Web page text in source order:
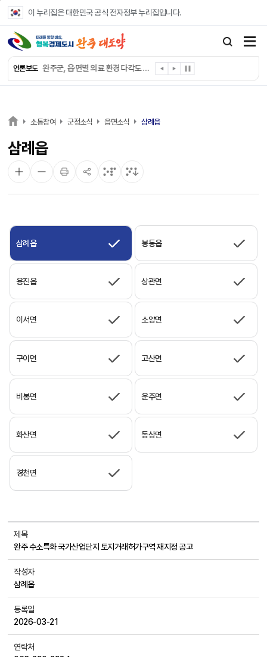
이 누리집은 대한민국 공식 전자정부 누리집입니다.
언론보도
완주군, ‘수의계약 총량제’ 개편 운영
완주군 청소년, 초록우산 지원으로 치과 치료
완주군, 읍·면별 의료 환경 다각도 진단한다
완주군, 모바일 헬스케어 “내 건강 변화 직접 확인”
전북은행, 완주군에 ‘시원키트’ 60세트 기탁
소통참여 군정소식 읍면소식 삼례읍
삼례읍
삼례읍 봉동읍
용진읍 상관면
이서면 소양면
구이면 고산면
비봉면 운주면
화산면 동상면
경천면
제목
완주 수소특화 국가산업단지 토지거래허가구역 재지정 공고
작성자
삼례읍
등록일
2026-03-21
연락처